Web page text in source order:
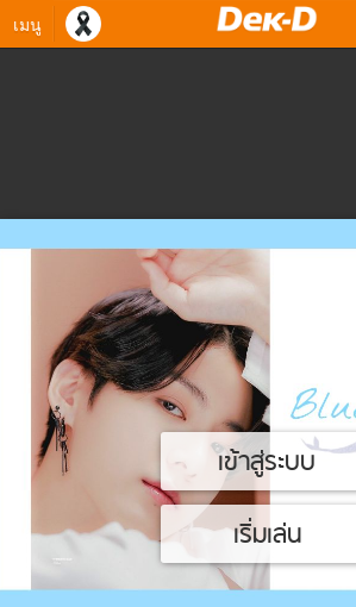
เมนู
เข้าสู่ระบบ
เริ่มเล่น